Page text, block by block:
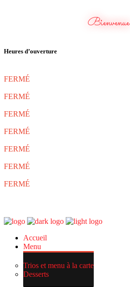
Bienvenue
Heures d’ouverture
FERMÉ
FERMÉ
FERMÉ
FERMÉ
FERMÉ
FERMÉ
FERMÉ
Accueil
Menu
Trios et menu à la carte
Desserts